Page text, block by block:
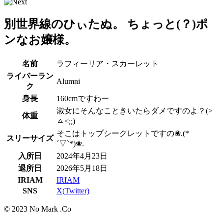
別世界線のひぃたぬ。 ちょっと(？)ポ
ンなお嬢様。
名前
ラフィーリア・スカーレット
ライバーラン
ク
Alumni
身長 160cmですわー
体重
淑女にそんなこときいたらダメですのよ？(>
ㅿ<;;)
スリーサイズ
そこはトップシークレットですの❀.(*
´▽`*)❀.
入所日
2024年4月23日
退所日
2026年5月18日
IRIAM
IRIAM
SNS
X(Twitter)
© 2023 No Mark .Co